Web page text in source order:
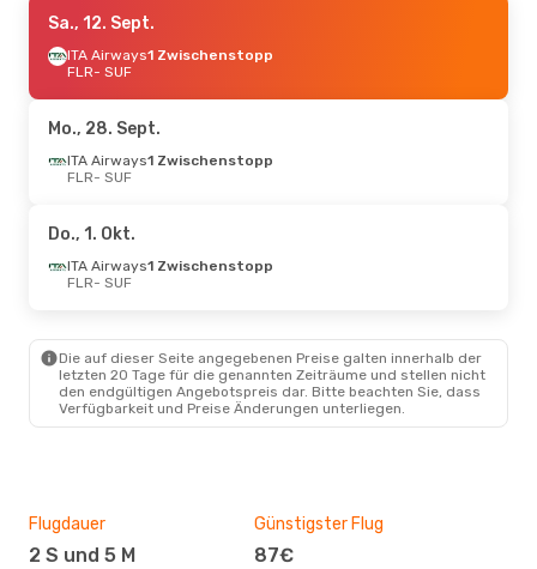
Sa., 12. Sept.
ITA Airways1 Zwischenstopp
FLR- SUF
Mo., 28. Sept.
ITA Airways1 Zwischenstopp
FLR- SUF
Do., 1. Okt.
ITA Airways1 Zwischenstopp
FLR- SUF
Die auf dieser Seite angegebenen Preise galten innerhalb der
letzten 20 Tage für die genannten Zeiträume und stellen nicht
den endgültigen Angebotspreis dar. Bitte beachten Sie, dass
Verfügbarkeit und Preise Änderungen unterliegen.
Flugdauer
2 S und 5 M
Günstigster Flug
87€